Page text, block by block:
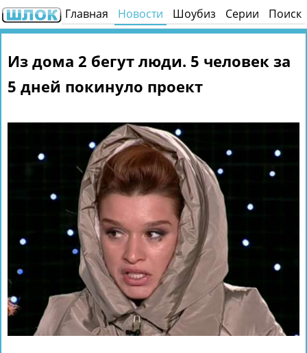
Главная Новости Шоубиз Серии Поиск
Из дома 2 бегут люди. 5 человек за
5 дней покинуло проект